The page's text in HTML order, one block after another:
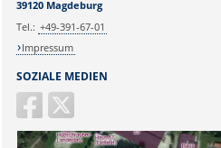
SOZIALE MEDIEN
39120 Magdeburg
Tel.: +49-391-67-01
Impressum